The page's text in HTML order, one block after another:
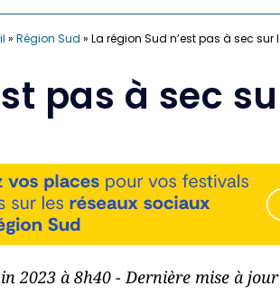
» Région Sud » La région Sud n’est pas à sec sur
pas à sec
2023 à 8h40 - Dernière mise à